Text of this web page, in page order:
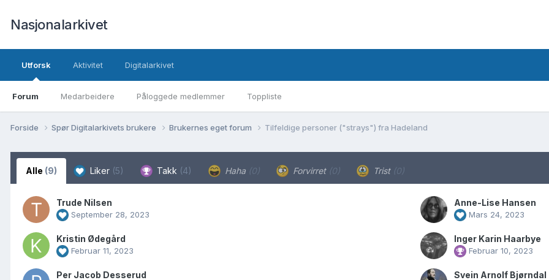
Nasjonalarkivet
Utforsk
Forum Medarbeidere Påloggede medlemmer Toppliste
Aktivitet Digitalarkivet
Forside Spør Digitalarkivets brukere Brukernes eget forum Tilfeldige personer ("strays") fra Hadeland
Alle (9) Liker (5) Takk (4) Haha (0) Forvirret (0) Trist (0)
Trude Nilsen
September 28, 2023
Anne-Lise Hansen
Mars 24, 2023
Kristin Ødegård
Februar 11, 2023
Inger Karin Haarbye
Februar 10, 2023
Per Jacob Desserud Svein Arnolf Bjørndal